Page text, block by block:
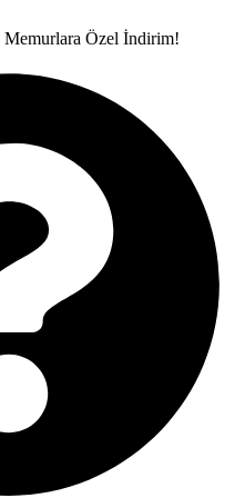
Memurlara Özel İndirim!